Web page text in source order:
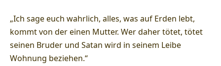
„Ich sage euch wahrlich, alles, was auf Erden lebt,
kommt von der einen Mutter. Wer daher tötet, tötet
seinen Bruder und Satan wird in seinem Leibe
Wohnung beziehen.“